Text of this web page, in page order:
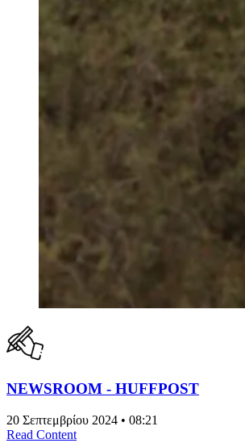
NEWSROOM - HUFFPOST
20 Σεπτεμβρίου 2024 • 08:21
Read Content